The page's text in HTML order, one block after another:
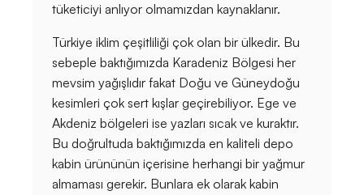
tüketiciyi anlıyor olmamızdan kaynaklanır.
Türkiye iklim çeşitliliği çok olan bir ülkedir. Bu
sebeple baktığımızda Karadeniz Bölgesi her
mevsim yağışlıdır fakat Doğu ve Güneydoğu
kesimleri çok sert kışlar geçirebiliyor. Ege ve
Akdeniz bölgeleri ise yazları sıcak ve kuraktır.
Bu doğrultuda baktığımızda en kaliteli depo
kabin ürününün içerisine herhangi bir yağmur
almaması gerekir. Bunlara ek olarak kabin